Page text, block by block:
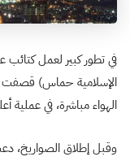
في تطور كبير لعمل كتائب
الإسلامية حماس) قصفت
الهواء مباشرة، في عملية
وقبل إطلاق الصواريخ،